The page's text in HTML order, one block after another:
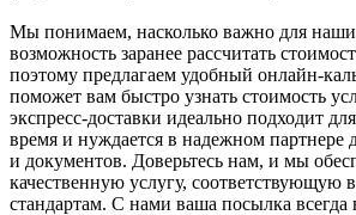
Мы понимаем, насколько важно для
возможность заранее рассчитать
поэтому предлагаем удобный онлайн-
поможет вам быстро узнать стоимость
экспресс-доставки идеально подходит
время и нуждается в надежном партнере
и документов. Доверьтесь нам, и мы
качественную услугу,
стандартам. С нами ваша посылка